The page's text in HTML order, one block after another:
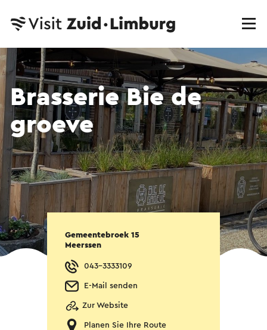
Brasserie Bie de
groeve
Gemeentebroek 15
Meerssen
043-3333109
E-Mail senden
Zur Website
Planen Sie Ihre Route